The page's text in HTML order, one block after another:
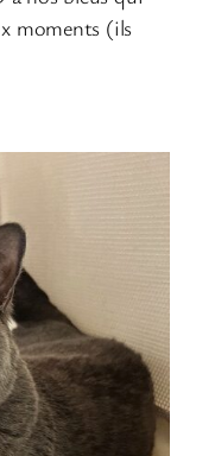
moments (ils